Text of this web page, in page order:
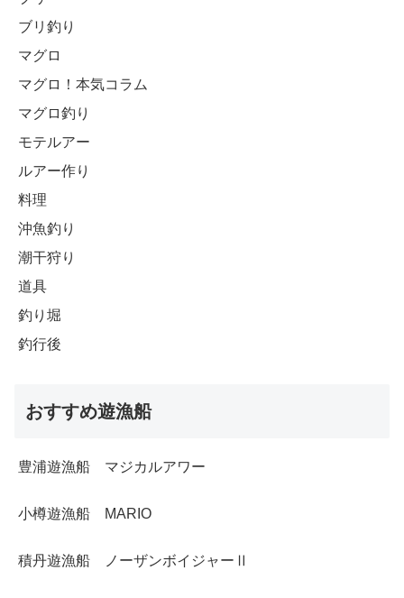
ブリ釣り
マグロ
マグロ！本気コラム
マグロ釣り
モテルアー
ルアー作り
料理
沖魚釣り
潮干狩り
道具
釣り堀
釣行後
おすすめ遊漁船
豊浦遊漁船 マジカルアワー
小樽遊漁船 MARIO
積丹遊漁船 ノーザンボイジャーⅡ